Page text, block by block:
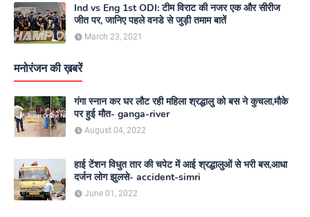
Ind vs Eng 1st ODI: टीम विराट की नजर एक और सीरीज
जीत पर, जानिए पहले वनडे से जुड़ी तमाम बातें
March 23, 2021
मनोरंजन की ख़बरें
गंगा स्नान कर घर लौट रही महिला श्रद्धालु को बस ने कुचला,मौके
पर हुई मौत- ganga-river
August 04, 2022
हाई टेंशन विधुत तार की चपेट में आई श्रद्धालुओं से भरी बस,आधा
दर्जन लोग झुलसे- accident-simri
June 01, 2022